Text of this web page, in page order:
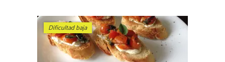
Dificultad baja